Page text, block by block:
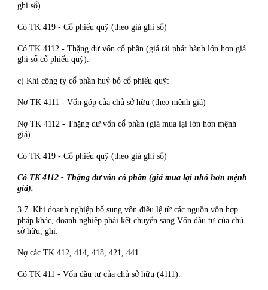
ghi sổ)
Có TK 419 - Cổ phiếu quỹ (theo giá ghi sổ)
Có TK 4112 - Thặng dư vốn cổ phần (giá tái phát hành lớn hơn giá
ghi sổ cổ phiếu quỹ).
c) Khi công ty cổ phần huỷ bỏ cổ phiếu quỹ:
Nợ TK 4111 - Vốn góp của chủ sở hữu (theo mệnh giá)
Nợ TK 4112 - Thặng dư vốn cổ phần (giá mua lại lớn hơn mệnh
giá)
Có TK 419 - Cổ phiếu quỹ (theo giá ghi sổ)
Có TK 4112 - Thặng dư vốn cổ phần (giá mua lại nhỏ hơn mệnh
giá).
3.7. Khi doanh nghiệp bổ sung vốn điều lệ từ các nguồn vốn hợp
pháp khác, doanh nghiệp phải kết chuyển sang Vốn đầu tư của chủ
sở hữu, ghi:
Nợ các TK 412, 414, 418, 421, 441
Có TK 411 - Vốn đầu tư của chủ sở hữu (4111).